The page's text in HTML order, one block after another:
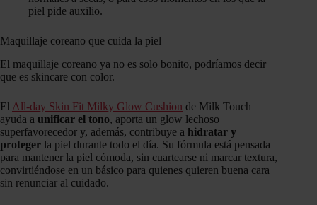
piel pide auxilio.
Maquillaje coreano que cuida la piel
El maquillaje coreano ya no es solo bonito, podríamos decir
que es skincare con color.
El All-day Skin Fit Milky Glow Cushion de Milk Touch
ayuda a unificar el tono, aporta un glow lechoso
superfavorecedor y, además, contribuye a hidratar y
proteger la piel durante todo el día. Su fórmula está pensada
para mantener la piel cómoda, sin cuartearse ni marcar textura,
convirtiéndose en un básico para quienes quieren buena cara
sin renunciar al cuidado.